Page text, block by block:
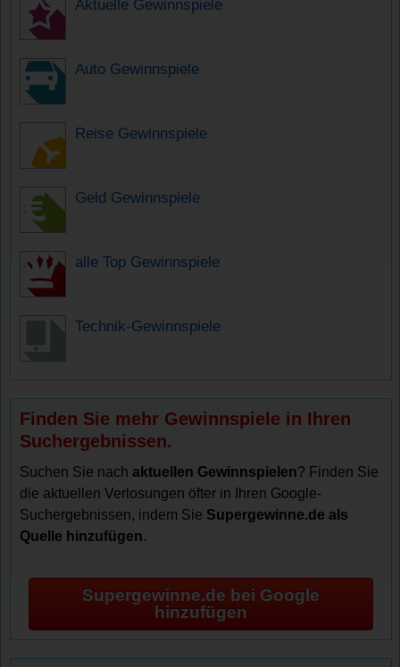
Aktuelle Gewinnspiele
Auto Gewinnspiele
Reise Gewinnspiele
Geld Gewinnspiele
alle Top Gewinnspiele
Technik-Gewinnspiele
Finden Sie mehr Gewinnspiele in Ihren
Suchergebnissen.
Suchen Sie nachaktuellen Gewinnspielen? Finden Sie
die aktuellen Verlosungen öfter in Ihren Google-
Suchergebnissen, indem Sie Supergewinne.de als
Quelle hinzufügen.
Supergewinne.de bei Google
hinzufügen